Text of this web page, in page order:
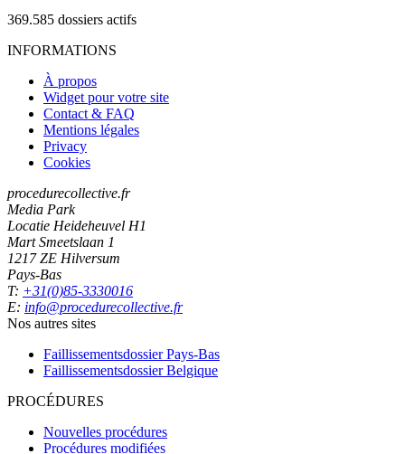
369.585 dossiers actifs
INFORMATIONS
À propos
Widget pour votre site
Contact & FAQ
Mentions légales
Privacy
Cookies
procedurecollective.fr
Media Park
Locatie Heideheuvel H1
Mart Smeetslaan 1
1217 ZE Hilversum
Pays-Bas
T: +31(0)85-3330016
E: info@procedurecollective.fr
Nos autres sites
Faillissementsdossier Pays-Bas
Faillissementsdossier Belgique
PROCÉDURES
Nouvelles procédures
Procédures modifiées